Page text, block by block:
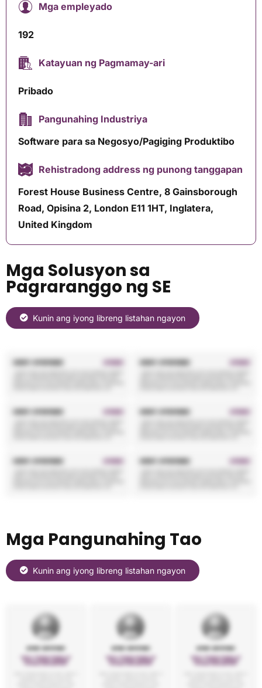
Mga empleyado
192
Katayuan ng Pagmamay-ari
Pribado
Pangunahing Industriya
Software para sa Negosyo/Pagiging Produktibo
Rehistradong address ng punong tanggapan
Forest House Business Centre, 8 Gainsborough
Road, Opisina 2, London E11 1HT, Inglatera,
United Kingdom
Mga Solusyon sa
Pagraranggo ng SE
Kunin ang iyong libreng listahan ngayon
Mga Pangunahing Tao
Kunin ang iyong libreng listahan ngayon